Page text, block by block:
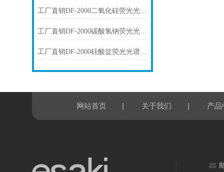
工厂直销DF-2000二氧化硅荧光光谱仪技术参数
工厂直销DF-2000碳酸氢钠荧光光谱仪技术参数
工厂直销DF-2000硅酸盐荧光光谱仪技术参数
网站首页 | 关于我们 | 产品